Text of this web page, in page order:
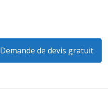
Demande de devis gratuit